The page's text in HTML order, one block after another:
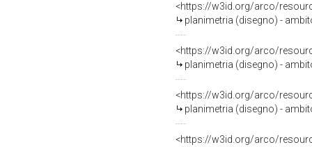
<https://w3id.org/arco/
planimetria (disegno) -
<https://w3id.org/arco/
planimetria (disegno) -
<https://w3id.org/arco/
planimetria (disegno) -
<https://w3id.org/arco/